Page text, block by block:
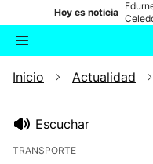
Hoy es noticia
en
Buscador
Inicio Actualidad
Escuchar
TRANSPORTE